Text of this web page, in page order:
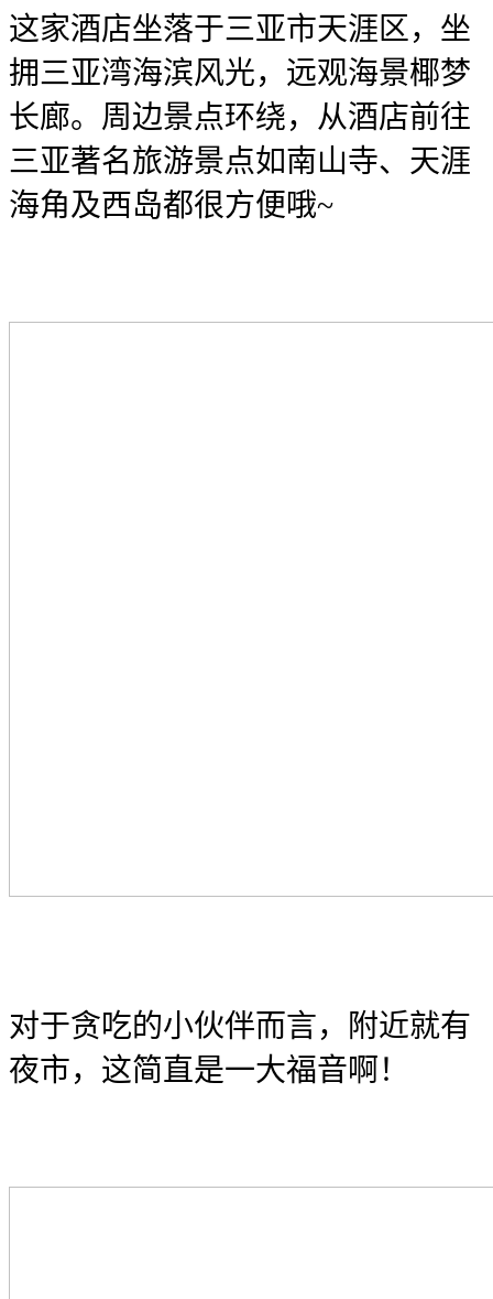
这家酒店坐落于三亚市天涯区，坐
拥三亚湾海滨风光，远观海景椰梦
长廊。周边景点环绕，从酒店前往
三亚著名旅游景点如南山寺、天涯
海角及西岛都很方便哦~
对于贪吃的小伙伴而言，附近就有
夜市，这简直是一大福音啊！